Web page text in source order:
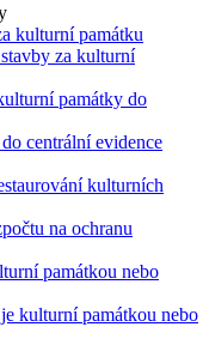
kulturní památku
za kulturní
památky do
centrální evidence
kulturních
na ochranu
památkou nebo
kulturní památkou nebo